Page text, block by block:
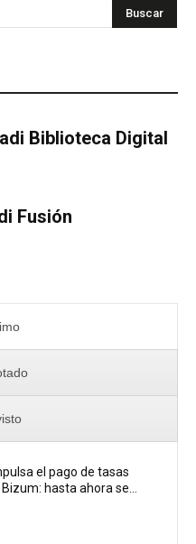
Buscar
Biblioteca Digital
Fusión
el pago de tasas
hasta ahora se...